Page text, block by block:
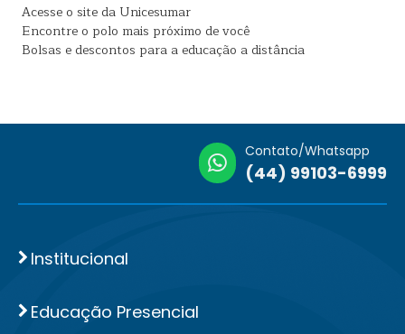
Acesse o site da Unicesumar
Encontre o polo mais próximo de você
Bolsas e descontos para a educação a distância
Contato/Whatsapp
(44) 99103-6999
Institucional
Educação Presencial